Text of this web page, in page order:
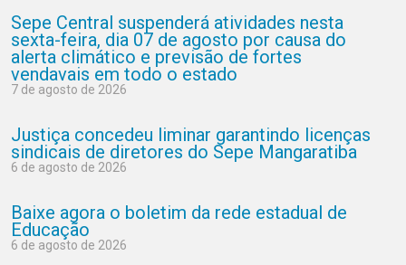
Sepe Central suspenderá atividades nesta
sexta-feira, dia 07 de agosto por causa do
alerta climático e previsão de fortes
vendavais em todo o estado
7 de agosto de 2026
Justiça concedeu liminar garantindo licenças
sindicais de diretores do Sepe Mangaratiba
6 de agosto de 2026
Baixe agora o boletim da rede estadual de
Educação
6 de agosto de 2026